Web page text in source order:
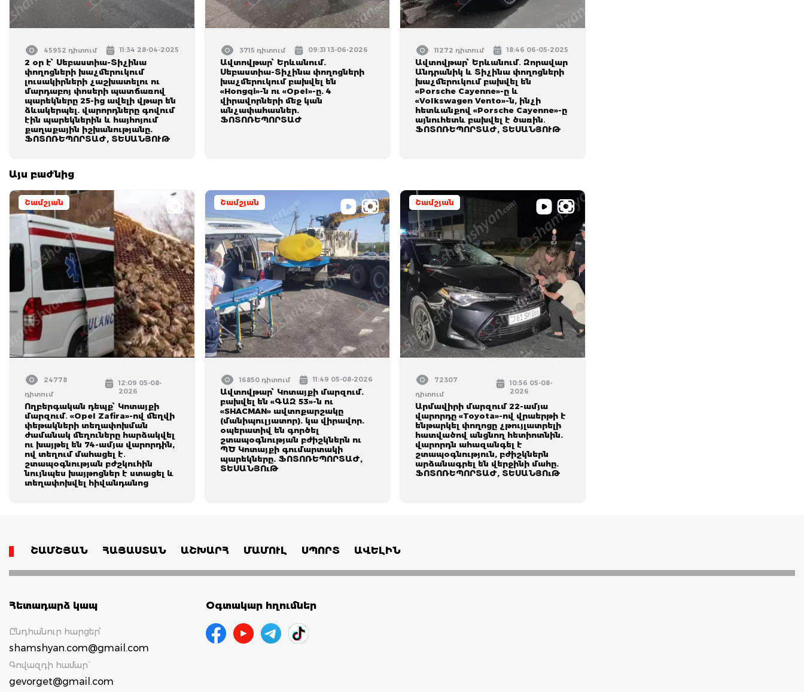
45952 դիտում 11:34 28-04-2025
2 օր է՝ Սեբաստիա-Տիչինա
փողոցների խաչմերուկում
լուսակիրների չաշխատելու ու
մարդաբոյ փոսերի պատճառով
պարեկները 25-ից ավելի վթար են
ձևակերպել. վարորդները գովում
էին պարեկներին և հայհոյում
քաղաքային իշխանությանը.
ՖՈՏՈՌԵՊՈՐՏԱԺ, ՏԵՍԱՆՅՈՒԹ
3715 դիտում 09:31 13-06-2026
Ավտովթար՝ Երևանում.
Սեբաստիա-Տիչինա փողոցների
խաչմերուկում բախվել են
«Hongqi»-ն ու «Opel»-ը. 4
վիրավորների մեջ կան
անչափահասներ.
ՖՈՏՈՌԵՊՈՐՏԱԺ
11272 դիտում 18:46 06-05-2025
Ավտովթար՝ Երևանում․ Զորավար
Անդրանիկ և Տիչինա փողոցների
խաչմերուկում բախվել են
«Porsche Cayenne»-ը և
«Volkswagen Vento»-ն, ինչի
հետևանքով «Porsche Cayenne»-ը
այնուհետև բախվել է ծառին․
ՖՈՏՈՌԵՊՈՐՏԱԺ, ՏԵՍԱՆՅՈՒԹ
Այս բաժնից
Շամշյան
24778
դիտում
12:09 05-08-
2026
Ողբերգական դեպք՝ Կոտայքի
մարզում․ «Opel Zafira»-ով մեղվի
փեթակների տեղափոխման
ժամանակ մեղուները հարձակվել
ու խայթել են 74-ամյա վարորդին,
ով տեղում մահացել է․
շտապօգնության բժշկուհին
նույնպես խայթոցներ է ստացել և
տեղափոխվել հիվանդանոց
Շամշյան
16850 դիտում 11:49 05-08-2026
Ավտովթար՝ Կոտայքի մարզում.
բախվել են «ԳԱԶ 53»-ն ու
«SHACMAN» ավտոքարշակը
(մանիպուլյատոր). կա վիրավոր.
օպերատիվ են գործել
շտապօգնության բժիշկներն ու
ՊԾ Կոտայքի գումարտակի
պարեկները. ՖՈՏՈՌԵՊՈՐՏԱԺ,
ՏԵՍԱՆՅՈւԹ
Շամշյան
72307
դիտում
10:56 05-08-
2026
Արմավիրի մարզում 22-ամյա
վարորդը «Toyota»-ով վրաերթի է
ենթարկել փողոցը չթույլատրելի
հատվածով անցնող հետիոտնին.
վարորդն ահազանգել է
շտապօգնություն, բժիշկներն
արձանագրել են վերջինի մահը.
ՖՈՏՈՌԵՊՈՐՏԱԺ, ՏԵՍԱՆՅՈւԹ
ՇԱՄՇՅԱՆ ՀԱՅԱՍՏԱՆ ԱՇԽԱՐՀ ՄԱՄՈՒԼ ՍՊՈՐՏ ԱՎԵԼԻՆ
Հետադարձ կապ
Ընդհանուր հարցեր՝
shamshyan.com@gmail.com
Գովազդի համար`
gevorget@gmail.com
Օգտակար հղումներ